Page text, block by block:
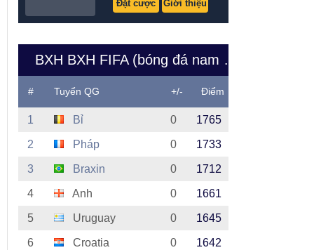
Đặt cược Giới thiệu
BXH BXH FIFA (bóng đá nam Việt Nam)
# Tuyển QG +/- Điểm
1 Bỉ 0 1765
2 Pháp 0 1733
3 Braxin 0 1712
4 Anh 0 1661
5 Uruguay 0 1645
6 Croatia 0 1642